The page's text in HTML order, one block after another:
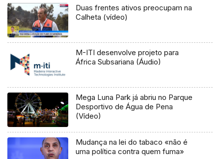
Duas frentes ativos preocupam na
Calheta (vídeo)
M-ITI desenvolve projeto para
África Subsariana (Áudio)
Mega Luna Park já abriu no Parque
Desportivo de Água de Pena
(Vídeo)
Mudança na lei do tabaco «não é
uma política contra quem fuma»